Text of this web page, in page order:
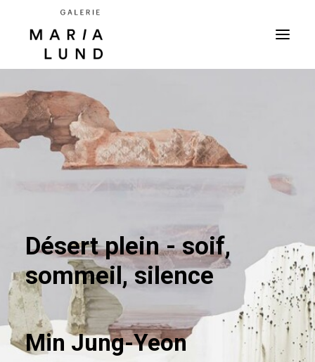
Désert plein - soif,
sommeil, silence
Min Jung-Yeon